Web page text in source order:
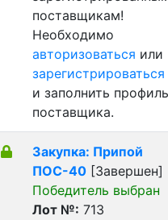
поставщикам!
Необходимо
авторизоваться или
зарегистрироваться
и заполнить профиль
поставщика.
Закупка: Припой
ПОС-40 [Завершен]
Победитель выбран
Лот №: 713